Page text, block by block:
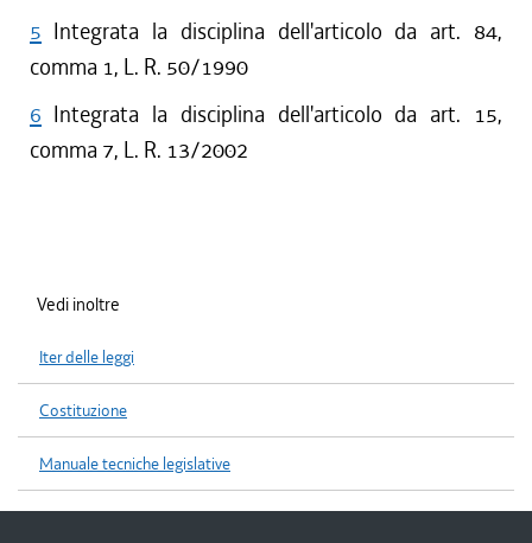
5 Integrata la disciplina dell'articolo da art. 84,
comma 1, L. R. 50/1990
6 Integrata la disciplina dell'articolo da art. 15,
comma 7, L. R. 13/2002
Vedi inoltre
Iter delle leggi
Costituzione
Manuale tecniche legislative